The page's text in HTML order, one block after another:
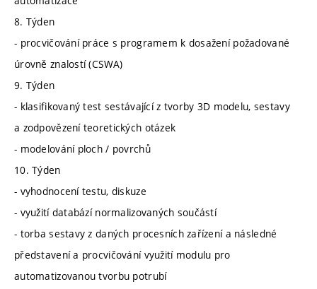
8. Týden
- procvičování práce s programem k dosažení požadované
úrovně znalostí (CSWA)
9. Týden
- klasifikovaný test sestávající z tvorby 3D modelu, sestavy
a zodpovězení teoretických otázek
- modelování ploch / povrchů
10. Týden
- vyhodnocení testu, diskuze
- využití databází normalizovaných součástí
- torba sestavy z daných procesních zařízení a následné
představení a procvičování využití modulu pro
automatizovanou tvorbu potrubí